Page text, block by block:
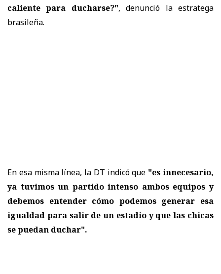
caliente para ducharse?", denunció la estratega
brasileña.
En esa misma línea, la DT indicó que "es innecesario,
ya tuvimos un partido intenso ambos equipos y
debemos entender cómo podemos generar esa
igualdad para salir de un estadio y que las chicas
se puedan duchar".